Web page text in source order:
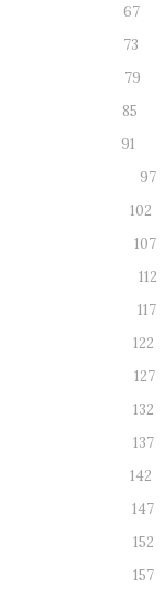
67
73
79
85
91
97
102
107
112
117
122
127
132
137
142
147
152
157